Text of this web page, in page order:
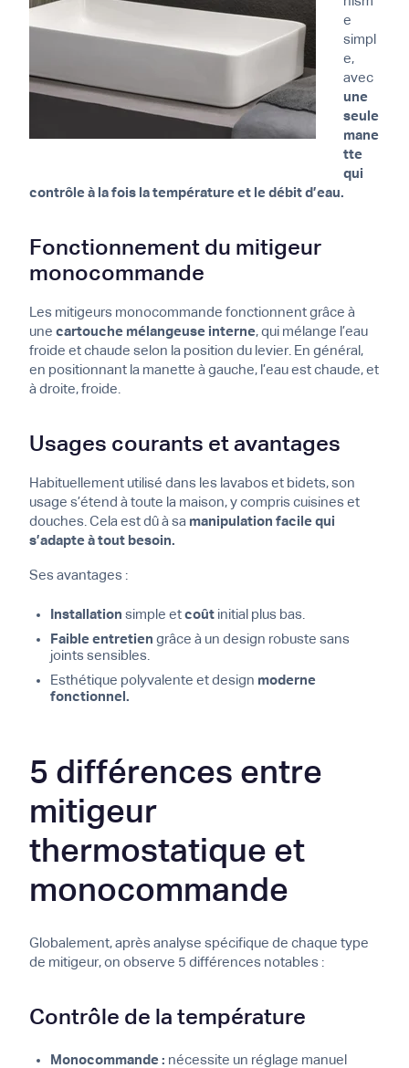
e
simpl
e,
avec
une
seule
mane
tte
qui
contrôle à la fois la température et le débit d’eau.
Fonctionnement du mitigeur
monocommande
Les mitigeurs monocommande fonctionnent grâce à
une cartouche mélangeuse interne, qui mélange l’eau
froide et chaude selon la position du levier. En général,
en positionnant la manette à gauche, l’eau est chaude, et
à droite, froide.
Usages courants et avantages
Habituellement utilisé dans les lavabos et bidets, son
usage s’étend à toute la maison, y compris cuisines et
douches. Cela est dû à sa manipulation facile qui
s’adapte à tout besoin.
Ses avantages :
Installation simple et coût initial plus bas.
Faible entretien grâce à un design robuste sans
joints sensibles.
Esthétique polyvalente et design moderne
fonctionnel.
5 différences entre
mitigeur
thermostatique et
monocommande
Globalement, après analyse spécifique de chaque type
de mitigeur, on observe 5 différences notables :
Contrôle de la température
Monocommande : nécessite un réglage manuel